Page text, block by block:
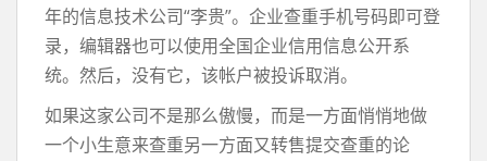
年的信息技术公司“李贵”。企业查重手机号码即可登
录，编辑器也可以使用全国企业信用信息公开系
统。然后，没有它，该帐户被投诉取消。
如果这家公司不是那么傲慢，而是一方面悄悄地做
一个小生意来查重另一方面又转售提交查重的论